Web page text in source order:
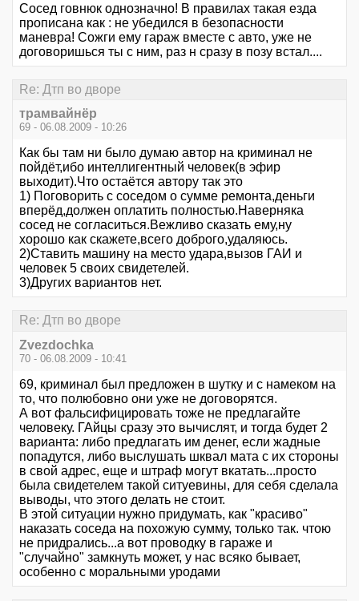
Сосед говнюк однозначно! В правилах такая езда
прописана как : не убедился в безопасности
маневра! Сожги ему гараж вместе с авто, уже не
договоришься ты с ним, раз н сразу в позу встал....
Re: Дтп во дворе
трамвайнёр
69 - 06.08.2009 - 10:26
Как бы там ни было думаю автор на криминал не
пойдёт,ибо интеллигентный человек(в эфир
выходит).Что остаётся автору так это
1) Поговорить с соседом о сумме ремонта,деньги
вперёд,должен оплатить полностью.Наверняка
сосед не согласиться.Вежливо сказать ему,ну
хорошо как скажете,всего доброго,удаляюсь.
2)Ставить машину на место удара,вызов ГАИ и
человек 5 своих свидетелей.
3)Других вариантов нет.
Re: Дтп во дворе
Zvezdochka
70 - 06.08.2009 - 10:41
69, криминал был предложен в шутку и с намеком на
то, что полюбовно они уже не договорятся.
А вот фальсифицировать тоже не предлагайте
человеку. ГАйцы сразу это вычислят, и тогда будет 2
варианта: либо предлагать им денег, если жадные
попадутся, либо выслушать шквал мата с их стороны
в свой адрес, еще и штраф могут вкатать...просто
была свидетелем такой ситуевины, для себя сделала
выводы, что этого делать не стоит.
В этой ситуации нужно придумать, как "красиво"
наказать соседа на похожую сумму, только так. чтою
не придрались...а вот проводку в гараже и
"случайно" замкнуть может, у нас всяко бывает,
особенно с моральными уродами